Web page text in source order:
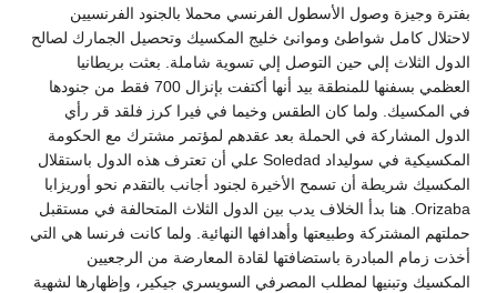
بفترة وجيزة وصول الأسطول الفرنسي محملا بالجنود الفرنسيين
لاحتلال كامل شواطئ وموانئ خليج المكسيك وتحصيل الجمارك لصالح
الدول الثلاث إلي حين التوصل إلي تسوية شاملة. بعثت بريطانيا
العظمي بسفنها للمنطقة بيد أنها أكتفت بإنزال 700 فقط من جنودها
في المكسيك. ولما كان الطقس وخيما في فيرا كرز فلقد قر رأي
الدول المشاركة في الحملة بعد عقدهم لمؤتمر مشترك مع الحكومة
المكسيكية في سوليداد Soledad علي أن تعترف هذه الدول باستقلال
المكسيك شريطة أن تسمح الأخيرة لجنود أجانب بالتقدم نحو أوريزابا
Orizaba. هنا بدأ الخلاف يدب بين الدول الثلاث المتحالفة في مستقبل
حملتهم المشتركة وطبيعتها وأهدافها النهائية. ولما كانت فرنسا هي التي
أخذت زمام المبادرة باستضافتها لقادة المعارضة من الرجعيين
المكسيك وتبنيها لمطلب المصرفي السويسري جيكير، وإظهارها لشهية